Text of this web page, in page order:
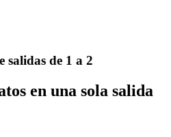
salidas de 1 a 2
en una sola salida